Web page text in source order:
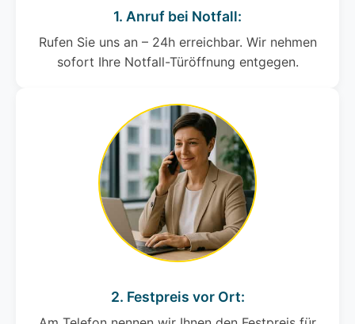
1. Anruf bei Notfall:
Rufen Sie uns an – 24h erreichbar. Wir nehmen
sofort Ihre Notfall-Türöffnung entgegen.
2. Festpreis vor Ort: